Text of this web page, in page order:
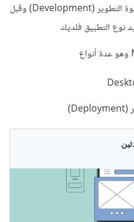
ثم التصميم بعد ذلك ويلي هذه الخطوة التطوير (Development) وقبل
نوع التطبيق فلديك